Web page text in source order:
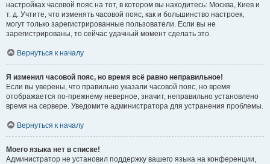
настройках часовой пояс на тот, в котором вы находитесь: Москва, Киев и
т. д. Учтите, что изменять часовой пояс, как и большинство настроек,
могут только зарегистрированные пользователи. Если вы не
зарегистрированы, то сейчас удачный момент сделать это.
Вернуться к началу
Я изменил часовой пояс, но время всё равно неправильное!
Если вы уверены, что правильно указали часовой пояс, но время
отображается по-прежнему неверное, значит, неправильно установлено
время на сервере. Уведомите администратора для устранения проблемы.
Вернуться к началу
Моего языка нет в списке!
Администратор не установил поддержку вашего языка на конференции,